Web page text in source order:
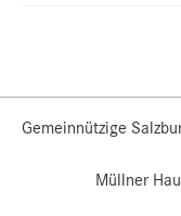
Gemeinnützige
Müllner